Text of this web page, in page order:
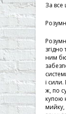
За все
згідно
ним
і
ж, по
купою